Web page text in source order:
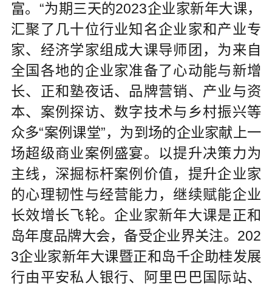
富。“为期三天的2023企业家新年大课，
汇聚了几十位行业知名企业家和产业专
家、经济学家组成大课导师团，为来自
全国各地的企业家准备了心动能与新增
长、正和塾夜话、品牌营销、产业与资
本、案例探访、数字技术与乡村振兴等
众多“案例课堂”，为到场的企业家献上一
场超级商业案例盛宴。以提升决策力为
主线，深掘标杆案例价值，提升企业家
的心理韧性与经营能力，继续赋能企业
长效增长飞轮。企业家新年大课是正和
岛年度品牌大会，备受企业界关注。202
3企业家新年大课暨正和岛千企助桂发展
行由平安私人银行、阿里巴巴国际站、